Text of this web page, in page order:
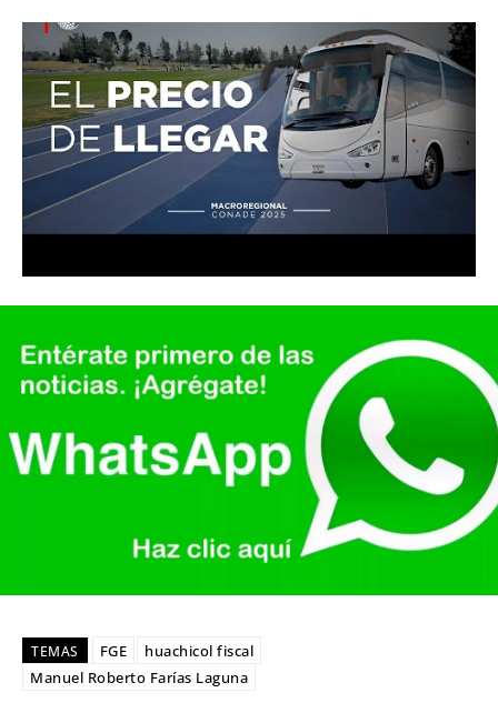
TEMAS FGE
huachicol fiscal
Manuel Roberto Farías Laguna